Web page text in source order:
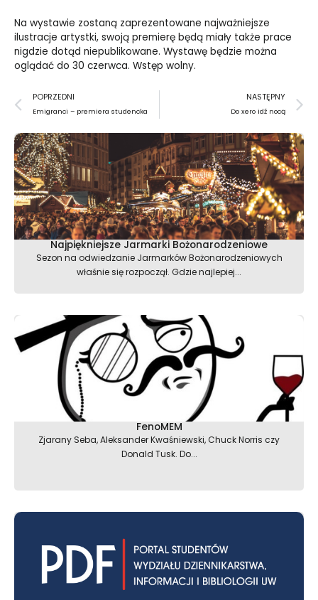
Na wystawie zostaną zaprezentowane najważniejsze
ilustracje artystki, swoją premierę będą miały także prace
nigdzie dotąd niepublikowane. Wystawę będzie można
oglądać do 30 czerwca. Wstęp wolny.
Prev
POPRZEDNI
Emigranci – premiera studencka
NASTĘPNY
Do xero idź nocą
Najpiękniejsze Jarmarki Bożonarodzeniowe
Sezon na odwiedzanie Jarmarków Bożonarodzeniowych
właśnie się rozpoczął. Gdzie najlepiej...
FenoMEM
Zjarany Seba, Aleksander Kwaśniewski, Chuck Norris czy
Donald Tusk. Do...